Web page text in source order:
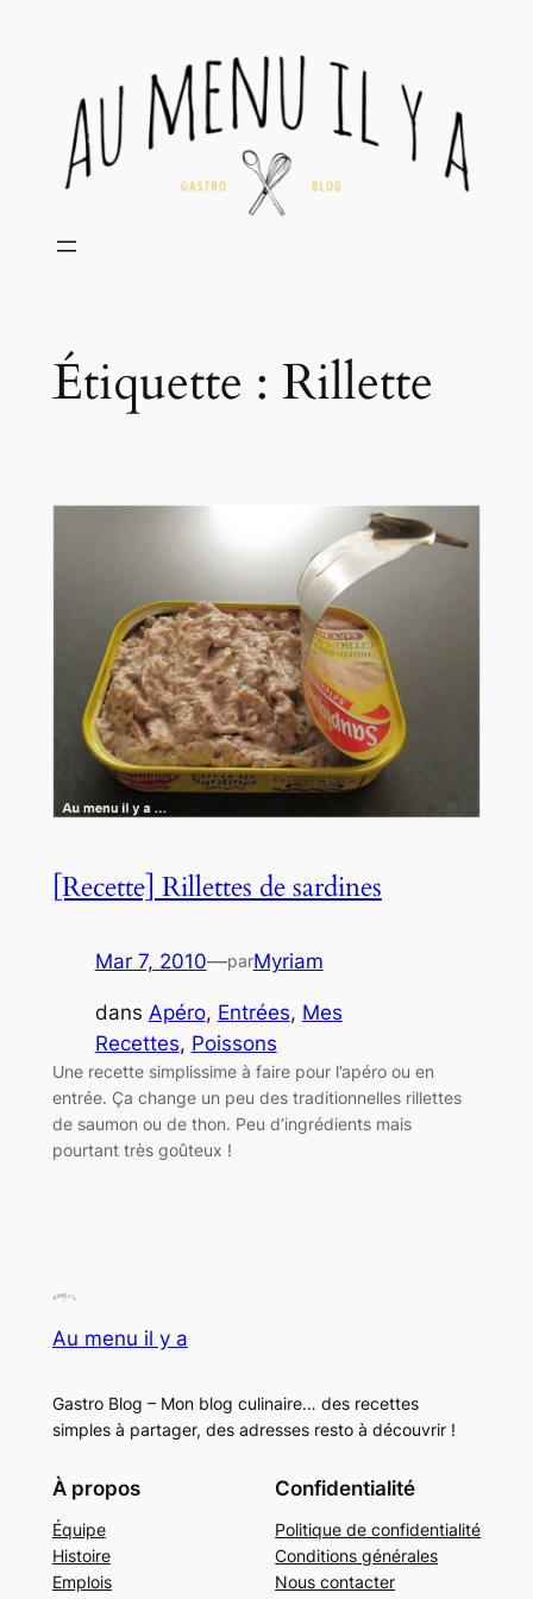
Étiquette : Rillette
[Recette] Rillettes de sardines
Mar 7, 2010—parMyriam
dans Apéro, Entrées, Mes
Recettes, Poissons
Une recette simplissime à faire pour l’apéro ou en
entrée. Ça change un peu des traditionnelles rillettes
de saumon ou de thon. Peu d’ingrédients mais
pourtant très goûteux !
Au menu il y a
Gastro Blog – Mon blog culinaire… des recettes
simples à partager, des adresses resto à découvrir !
À propos
Équipe
Histoire
Emplois
Confidentialité
Politique de confidentialité
Conditions générales
Nous contacter